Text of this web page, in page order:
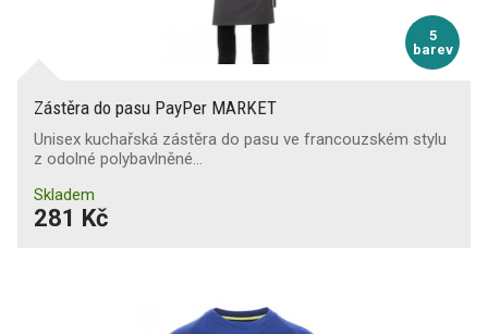
5
barev
Zástěra do pasu PayPer MARKET
Unisex kuchařská zástěra do pasu ve francouzském stylu
z odolné polybavlněné…
Skladem
281 Kč